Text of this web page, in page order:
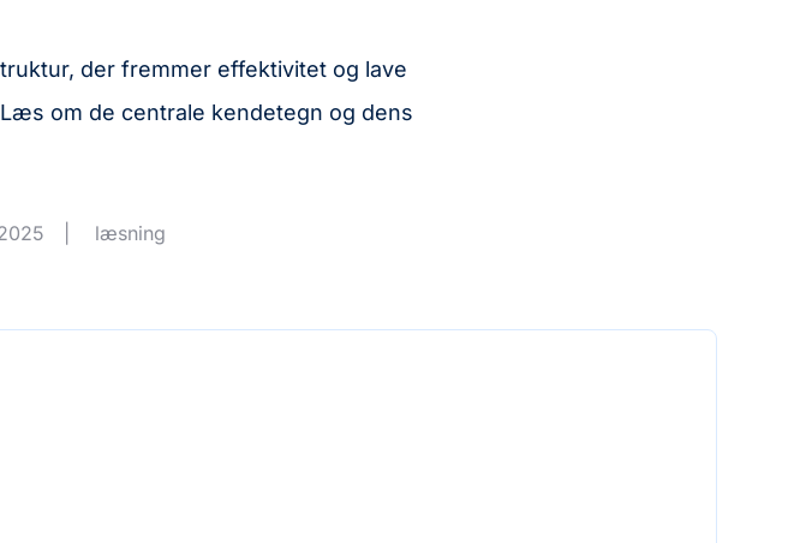
der fremmer effektivitet og lave
om de centrale kendetegn og dens
læsning